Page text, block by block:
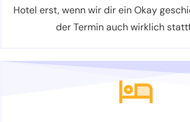
Hotel erst, wenn wir dir ein Okay
der Termin auch wirklich